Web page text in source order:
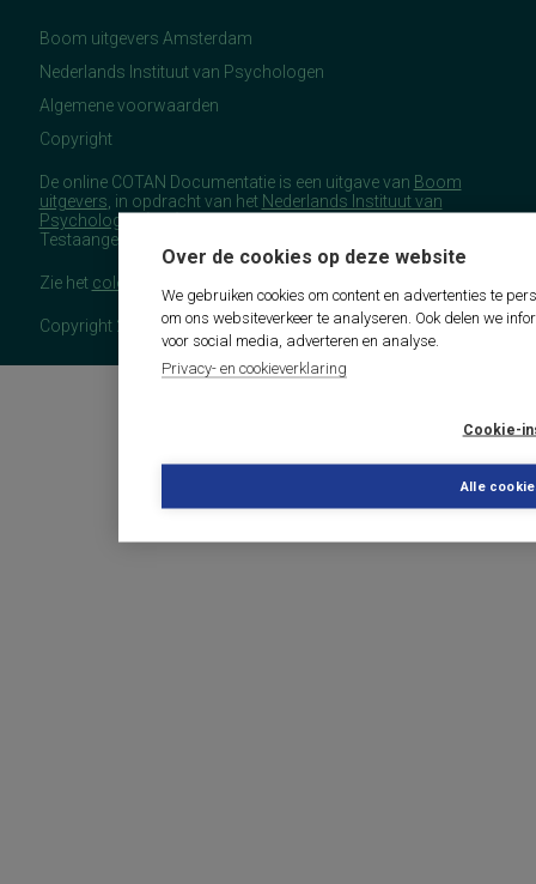
Over de cookies op deze website
We gebruiken cookies om content en advertenties te
om ons websiteverkeer te analyseren. Ook delen we
voor social media, adverteren en analyse.
Privacy- en cookieverklaring
Cookie-
Alle
Boom uitgevers Amsterdam
Nederlands Instituut van Psychologen
Algemene voorwaarden
Copyright
De online COTAN Documentatie is een uitgave van Boom
uitgevers , in opdracht van het Nederlands Instituut van
Psychologen(NIP), namens de Commissie
Testaangelegenheden Nederland (COTAN).
Zie het colofon
Copyright 2026 - COTAN Documentatie